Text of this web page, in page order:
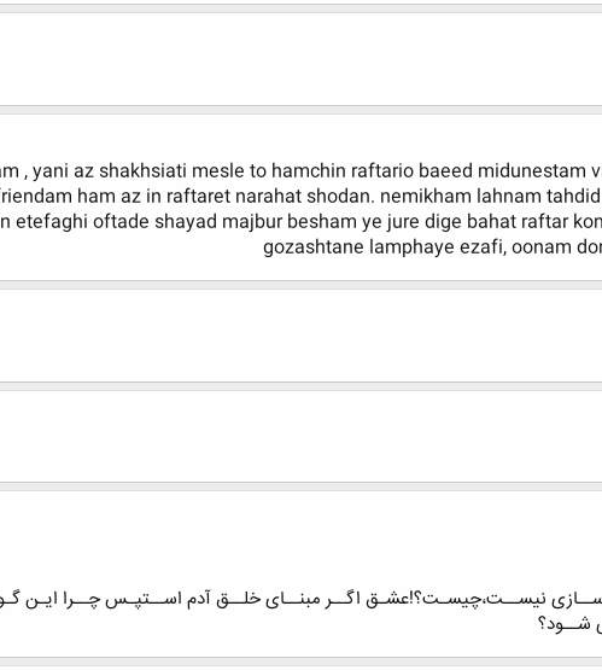
, yani az shakhsiati mesle to hamchin raftario baeed midunestam
ham az in raftaret narahat shodan. nemikham lahnam
etefaghi oftade shayad majbur besham ye jure dige bahat raftar
gozashtane lamphaye ezafi, oonam
نیســت،چیسـت؟!عشـق اگــر مبنــای خلــق آدم اســتپـس چــرا ایـن
شــود؟